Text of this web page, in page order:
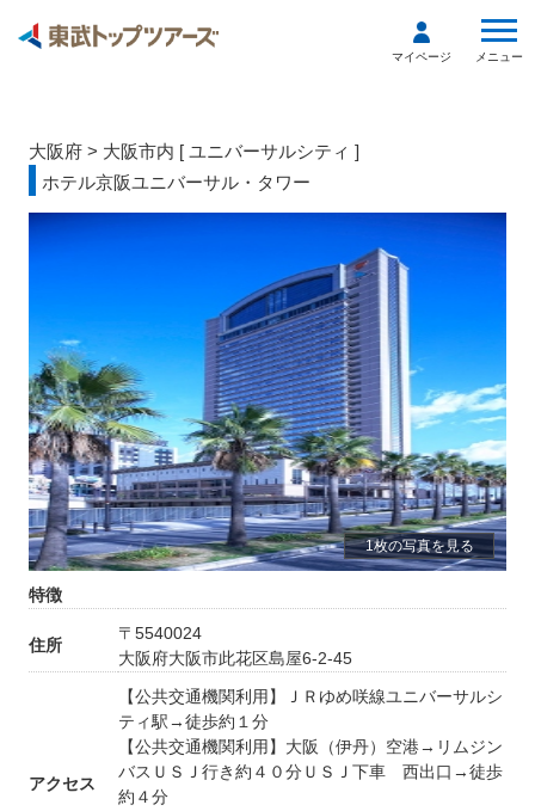
マイページ メニュー
大阪府 > 大阪市内 [ ユニバーサルシティ ]
ホテル京阪ユニバーサル・タワー
1枚の写真を見る
特徴
住所
〒5540024
大阪府大阪市此花区島屋6-2-45
アクセス
【公共交通機関利用】ＪＲゆめ咲線ユニバーサルシ
ティ駅→徒歩約１分
【公共交通機関利用】大阪（伊丹）空港→リムジン
バスＵＳＪ行き約４０分ＵＳＪ下車 西出口→徒歩
約４分